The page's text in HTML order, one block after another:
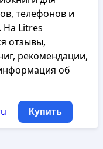
телефонов и
На Litres
отзывы,
рекомендации,
об
Купить